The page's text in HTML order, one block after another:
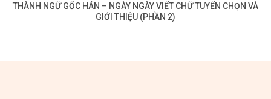
THÀNH NGỮ GỐC HÁN – NGÀY NGÀY VIẾT CHỮ TUYỂN CHỌN VÀ
GIỚI THIỆU (PHẦN 2)